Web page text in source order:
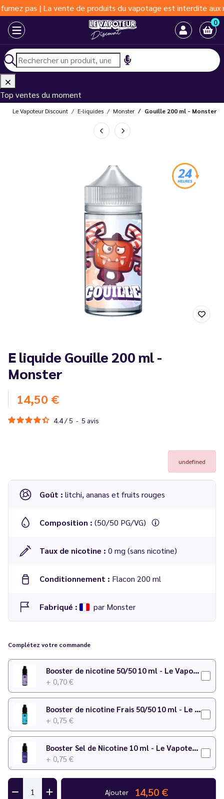
| La vente de produits du vapotage est interdite aux moins
0
Top ventes du moment
Le Vapoteur Discount E-liquides Monster Gouille 200 ml - Monster
E liquide Gouille 200 ml -
Monster
14,50 €
4.4/ 5 - 5 avis
undefined
Goût : litchi, ananas et fruits rouges
Composition : (50/50 PG/VG)
Taux de nicotine : 0 mg (sans nicotine)
Conditionnement : Flacon 200 ml
Fabriqué : par Monster
Complétez votre commande
Booster de nicotine 50/50 10 ml - Le Vapoteur Discount
+ 0,70 €
Booster de nicotine Frais 50/50 10 ml - Le Vapoteur Discount
+ 0,75 €
Booster Sel de Nicotine 10 ml - Le Vapoteur Discount
+ 0,75 €
Ajouter 14,50 €